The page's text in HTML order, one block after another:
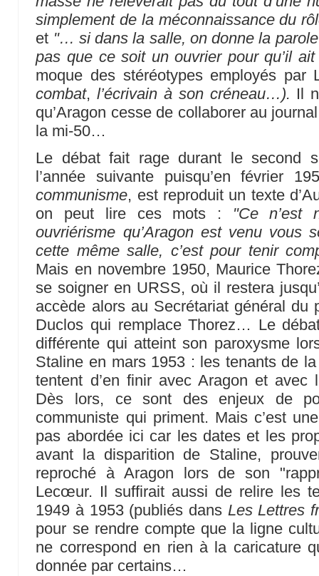
simplement de la méconnaissance du
et "… si dans la salle, on donne la
pas que ce soit un ouvrier pour qu’il ait
moque des stéréotypes employés par
combat,l’écrivain à son créneau…). Il
qu’Aragon cesse de collaborer au
la mi-50…
Le débat fait rage durant le second
l’année suivante puisqu’en février
communisme, est reproduit un texte
on peut lire ces mots : "Ce n’est
ouvriérisme qu’Aragon est venu vous
cette même salle, c’est pour tenir
Mais en novembre 1950, Maurice
se soigner en URSS, où il restera
accède alors au Secrétariat général du
Duclos qui remplace Thorez… Le
différente qui atteint son paroxysme
Staline en mars 1953 : les tenants de
tentent d’en finir avec Aragon et avec
Dès lors, ce sont des enjeux de
communiste qui priment. Mais c’est
pas abordée ici car les dates et les
avant la disparition de Staline,
reproché à Aragon lors de son
Lecœur. Il suffirait aussi de relire les
1949 à 1953 (publiés dans Les Lettres
pour se rendre compte que la ligne
ne correspond en rien à la caricature
donnée par certains…